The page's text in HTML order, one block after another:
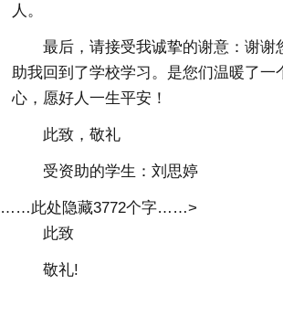
人。
最后，请接受我诚挚的谢意：谢谢
助我回到了学校学习。是您们温暖了一
心，愿好人一生平安！
此致，敬礼
受资助的学生：刘思婷
……此处隐藏3772个字……>
此致
敬礼!